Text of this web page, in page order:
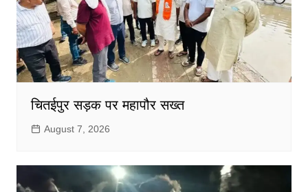
चितईपुर सड़क पर महापौर सख्त
August 7, 2026